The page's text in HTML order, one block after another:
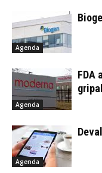
Agenda
Agenda
FDA
gripal
Agenda